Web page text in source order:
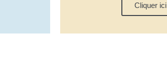
Cliquer ici